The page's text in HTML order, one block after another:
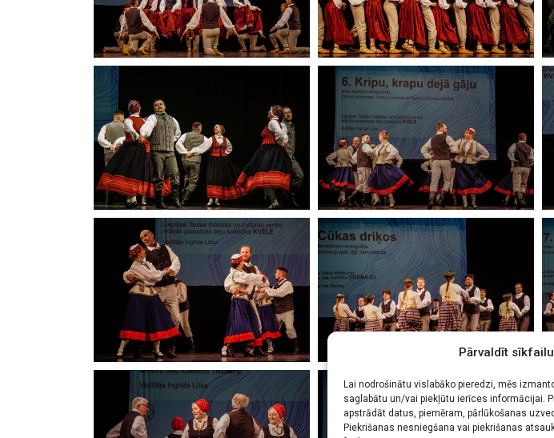
Pārvaldīt
Lai nodrošinātu vislabāko pieredzi, mēs
saglabātu un/vai piekļūtu ierīces informācijai.
apstrādāt datus, piemēram, pārlūkošanas
Piekrišanas nesniegšana vai piekrišanas